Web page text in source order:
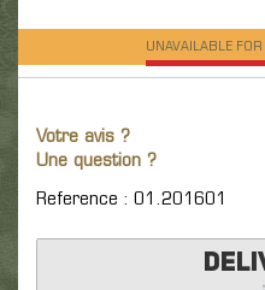
UNAVAILABLE
Votre avis ?
Une question ?
Reference : 01.201601